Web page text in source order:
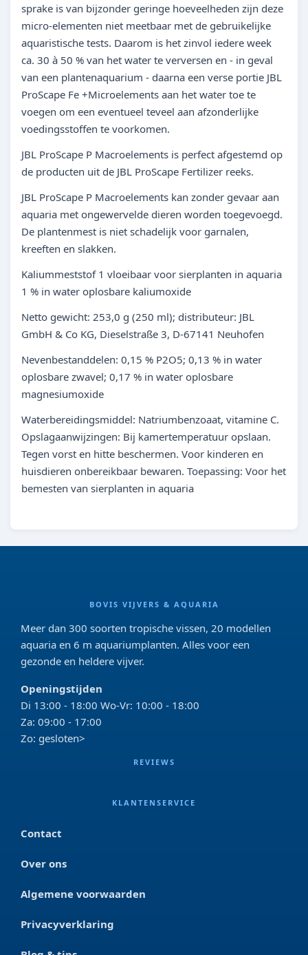
sprake is van bijzonder geringe hoeveelheden zijn deze
micro-elementen niet meetbaar met de gebruikelijke
aquaristische tests. Daarom is het zinvol iedere week
ca. 30 à 50 % van het water te verversen en - in geval
van een plantenaquarium - daarna een verse portie JBL
ProScape Fe +Microelements aan het water toe te
voegen om een eventueel teveel aan afzonderlijke
voedingsstoffen te voorkomen.
JBL ProScape P Macroelements is perfect afgestemd op
de producten uit de JBL ProScape Fertilizer reeks.
JBL ProScape P Macroelements kan zonder gevaar aan
aquaria met ongewervelde dieren worden toegevoegd.
De plantenmest is niet schadelijk voor garnalen,
kreeften en slakken.
Kaliummeststof 1 vloeibaar voor sierplanten in aquaria
1 % in water oplosbare kaliumoxide
Netto gewicht: 253,0 g (250 ml); distributeur: JBL
GmbH & Co KG, Dieselstraße 3, D-67141 Neuhofen
Nevenbestanddelen: 0,15 % P2O5; 0,13 % in water
oplosbare zwavel; 0,17 % in water oplosbare
magnesiumoxide
Waterbereidingsmiddel: Natriumbenzoaat, vitamine C.
Opslagaanwijzingen: Bij kamertemperatuur opslaan.
Tegen vorst en hitte beschermen. Voor kinderen en
huisdieren onbereikbaar bewaren. Toepassing: Voor het
bemesten van sierplanten in aquaria
BOVIS VIJVERS & AQUARIA
Meer dan 300 soorten tropische vissen, 20 modellen
aquaria en 6 m aquariumplanten. Alles voor een
gezonde en heldere vijver.
Openingstijden
Di 13:00 - 18:00 Wo-Vr: 10:00 - 18:00
Za: 09:00 - 17:00
Zo: gesloten>
REVIEWS
KLANTENSERVICE
Contact
Over ons
Algemene voorwaarden
Privacyverklaring